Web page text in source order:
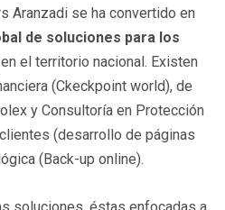
Aranzadi se ha convertido en
de soluciones para los
en el territorio nacional. Existen
(Ckeckpoint world), de
y Consultoría en Protección
(desarrollo de páginas
(Back-up online).